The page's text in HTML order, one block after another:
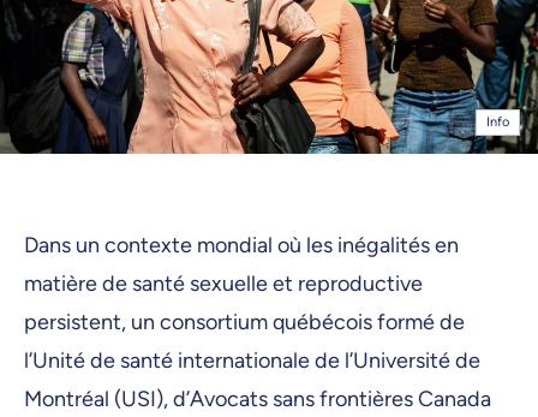
Info
Dans un contexte mondial où les inégalités en
matière de santé sexuelle et reproductive
persistent, un consortium québécois formé de
l’Unité de santé internationale de l’Université de
Montréal (USI), d’Avocats sans frontières Canada